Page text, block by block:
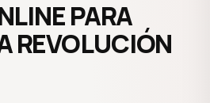
PARA
REVOLUCIÓN